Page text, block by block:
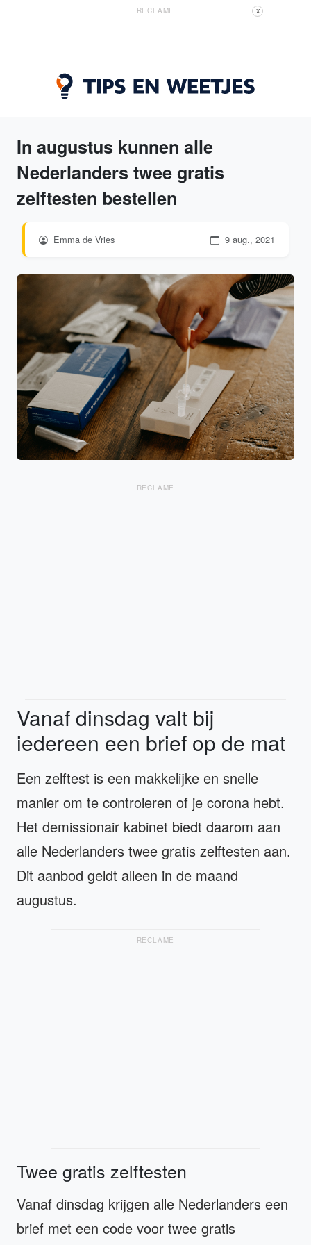
RECLAME X
In augustus kunnen alle
Nederlanders twee gratis
zelftesten bestellen
Emma de Vries 9 aug., 2021
RECLAME
Vanaf dinsdag valt bij
iedereen een brief op de mat
Een zelftest is een makkelijke en snelle
manier om te controleren of je corona hebt.
Het demissionair kabinet biedt daarom aan
alle Nederlanders twee gratis zelftesten aan.
Dit aanbod geldt alleen in de maand
augustus.
RECLAME
Twee gratis zelftesten
Vanaf dinsdag krijgen alle Nederlanders een
brief met een code voor twee gratis